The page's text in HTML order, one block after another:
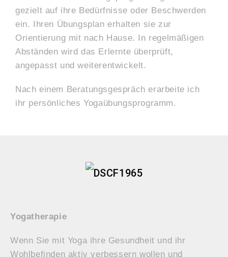
gezielt auf ihre Bedürfnisse oder Beschwerden
ein. Ihren Übungsplan erhalten sie zur
Orientierung mit nach Hause. In regelmäßigen
Abständen wird das Erlernte überprüft,
angepasst und weiterentwickelt.
Nach einem Beratungsgespräch erarbeite ich
ihr persönliches Yogaübungsprogramm.
Yogatherapie
Wenn Sie mit Yoga ihre Gesundheit und ihr
Wohlbefinden aktiv verbessern wollen und